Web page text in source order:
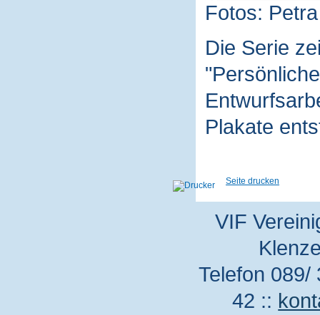
Fotos:
Die Serie
Plakate
Seite drucken
VIF
Telefon
42 ::